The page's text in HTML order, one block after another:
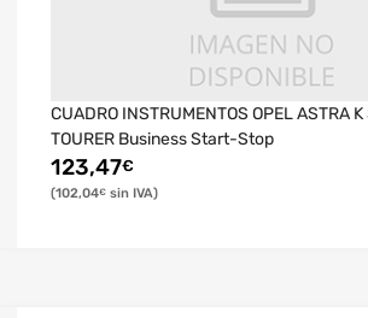
CUADRO INSTRUMENTOS OPEL ASTRA K
TOURER Business Start-Stop
123,47€
102,04€